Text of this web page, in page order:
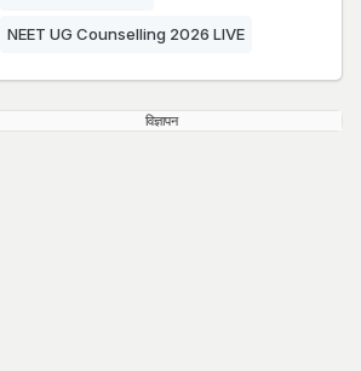
NEET UG Counselling 2026 LIVE
विज्ञापन